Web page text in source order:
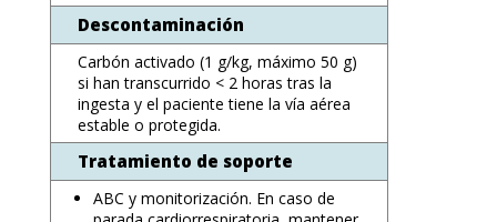
Descontaminación
Carbón activado (1 g/kg, máximo 50 g)
si han transcurrido < 2 horas tras la
ingesta y el paciente tiene la vía aérea
estable o protegida.
Tratamiento de soporte
ABC y monitorización. En caso de